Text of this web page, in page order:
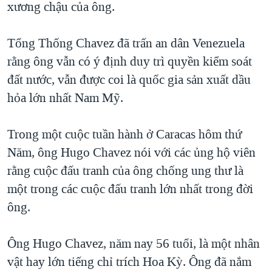
xương chậu của ông.
Tổng Thống Chavez đã trấn an dân Venezuela
rằng ông vẫn có ý định duy trì quyền kiểm soát
đất nước, vẫn được coi là quốc gia sản xuất dầu
hỏa lớn nhất Nam Mỹ.
Trong một cuộc tuần hành ở Caracas hôm thứ
Năm, ông Hugo Chavez nói với các ủng hộ viên
rằng cuộc đấu tranh của ông chống ung thư là
một trong các cuộc đấu tranh lớn nhất trong đời
ông.
Ông Hugo Chavez, năm nay 56 tuổi, là một nhân
vật hay lớn tiếng chỉ trích Hoa Kỳ. Ông đã nắm